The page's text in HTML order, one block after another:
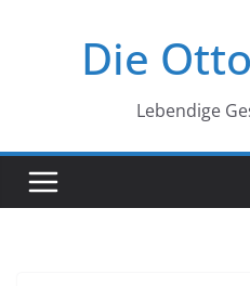
Die
Lebendige